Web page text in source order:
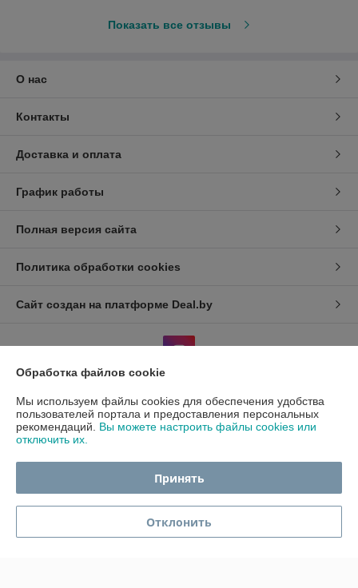
Показать все отзывы
О нас
Контакты
Доставка и оплата
График работы
Полная версия сайта
Политика обработки cookies
Сайт создан на платформе Deal.by
Информация для покупателя
Индивидуальный предприниматель: ИП Гавриленко Светлана
Регистрационный номер ЕГР: 490689198
УНП: 490689198
Регистрационный орган: Администрация центрального района
Обработка файлов cookie
Мы используем файлы cookies для обеспечения удобства
пользователей портала и предоставления персональных
рекомендаций. Вы можете настроить файлы cookies или
отключить их.
Принять
Отклонить